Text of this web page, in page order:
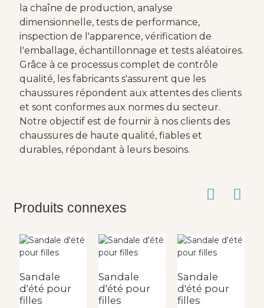
la chaîne de production, analyse
dimensionnelle, tests de performance,
inspection de l'apparence, vérification de
l'emballage, échantillonnage et tests aléatoires.
Grâce à ce processus complet de contrôle
qualité, les fabricants s'assurent que les
chaussures répondent aux attentes des clients
et sont conformes aux normes du secteur.
Notre objectif est de fournir à nos clients des
chaussures de haute qualité, fiables et
durables, répondant à leurs besoins.
Produits connexes
Sandale
d'été pour
filles
Sandale
d'été pour
filles
Sandale
d'été pour
filles